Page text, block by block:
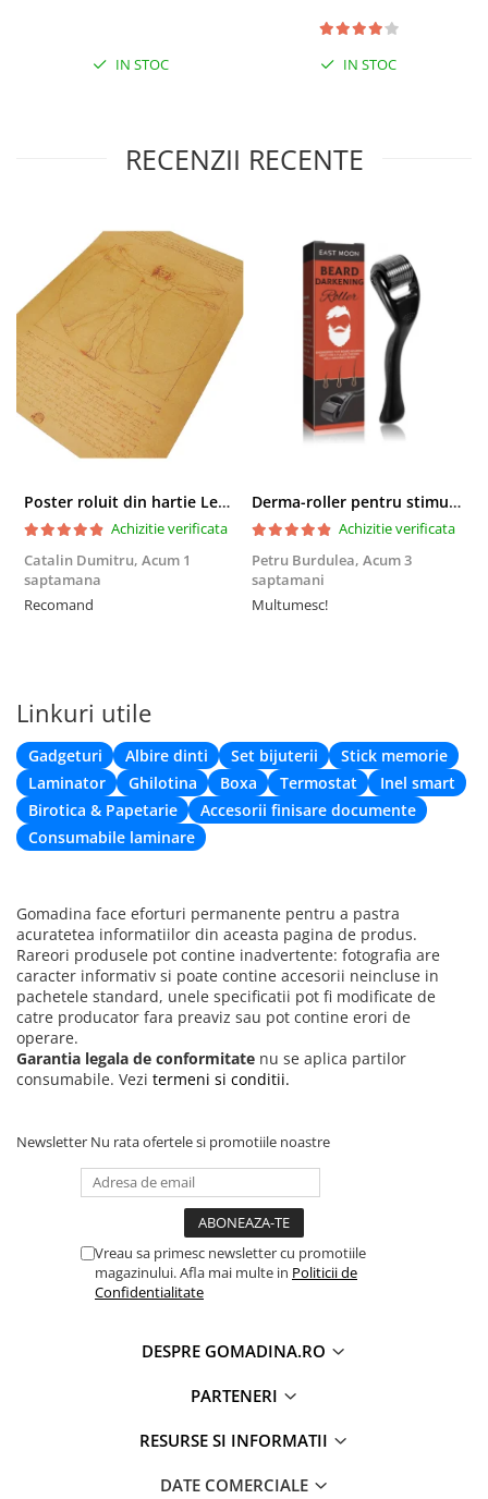
IN STOC IN STOC
RECENZII RECENTE
Poster roluit din hartie Leonardo Da Vinci, Vitruvian Man, vintage, 51x35 cm
Achizitie verificata
Catalin Dumitru, Acum 1
saptamana
Recomand
Derma-roller pentru stimularea cresterii parului, scalp si barba, Beard Roller
Achizitie verificata
Petru Burdulea, Acum 3
saptamani
Multumesc!
Linkuri utile
Gadgeturi Albire dinti Set bijuterii
Stick memorie
Laminator
Ghilotina Boxa Termostat
Inel smart
Birotica & Papetarie
Accesorii finisare documente
Consumabile laminare
Gomadina face eforturi permanente pentru a pastra
acuratetea informatiilor din aceasta pagina de produs.
Rareori produsele pot contine inadvertente: fotografia are
caracter informativ si poate contine accesorii neincluse in
pachetele standard, unele specificatii pot fi modificate de
catre producator fara preaviz sau pot contine erori de
operare.
Garantia legala de conformitate nu se aplica partilor
consumabile. Vezi termeni si conditii.
Newsletter Nu rata ofertele si promotiile noastre
Vreau sa primesc newsletter cu promotiile
magazinului. Afla mai multe in Politicii de
Confidentialitate
DESPRE GOMADINA.RO
PARTENERI
RESURSE SI INFORMATII
DATE COMERCIALE